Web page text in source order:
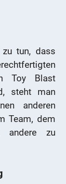
tun, dass
Toy Blast
steht man
anderen
Team, dem
andere zu